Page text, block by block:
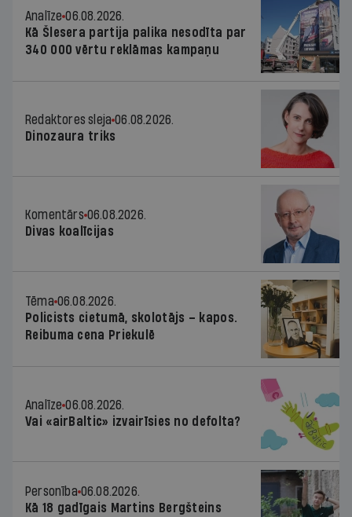
Analīze 06.08.2026.
Kā Šlesera partija palika nesodīta par
340 000 vērtu reklāmas kampaņu
Redaktores sleja 06.08.2026.
Dinozaura triks
Komentārs 06.08.2026.
Divas koalīcijas
Tēma 06.08.2026.
Policists cietumā, skolotājs – kapos.
Reibuma cena Priekulē
Analīze 06.08.2026.
Vai «airBaltic» izvairīsies no defolta?
Personība 06.08.2026.
Kā 18 gadīgais Martins Bergšteins